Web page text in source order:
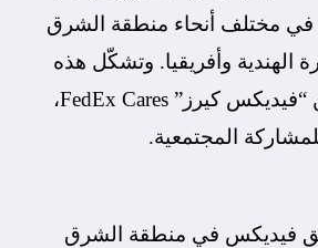
13 مدينة في مختلف أنحاء منطقة الشرق
الهندية وأفريقيا. وتشكّل هذه
المبادرات جزءاً من “فيديكس كيرز” FedEx Cares،
المجتمعية.
فيديكس في منطقة الشرق